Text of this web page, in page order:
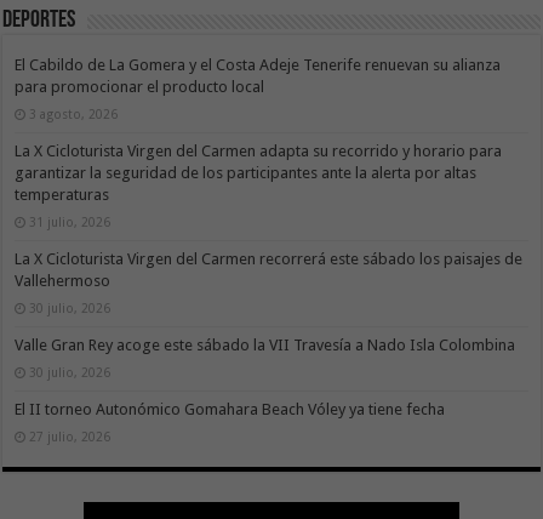
Deportes
El Cabildo de La Gomera y el Costa Adeje Tenerife renuevan su alianza
para promocionar el producto local
3 agosto, 2026
La X Cicloturista Virgen del Carmen adapta su recorrido y horario para
garantizar la seguridad de los participantes ante la alerta por altas
temperaturas
31 julio, 2026
La X Cicloturista Virgen del Carmen recorrerá este sábado los paisajes de
Vallehermoso
30 julio, 2026
Valle Gran Rey acoge este sábado la VII Travesía a Nado Isla Colombina
30 julio, 2026
El II torneo Autonómico Gomahara Beach Vóley ya tiene fecha
27 julio, 2026